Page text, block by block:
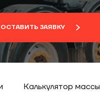
ОСТАВИТЬ ЗАЯВКУ
Калькулятор массы